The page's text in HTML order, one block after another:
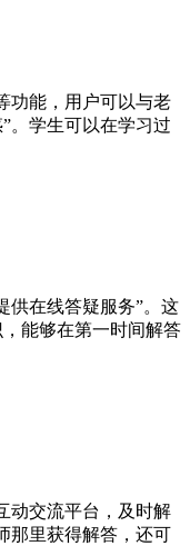
功能，用户可以与老
。学生可以在学习过
供在线答疑服务”。这
能够在第一时间解答
动交流平台，及时解
那里获得解答，还可